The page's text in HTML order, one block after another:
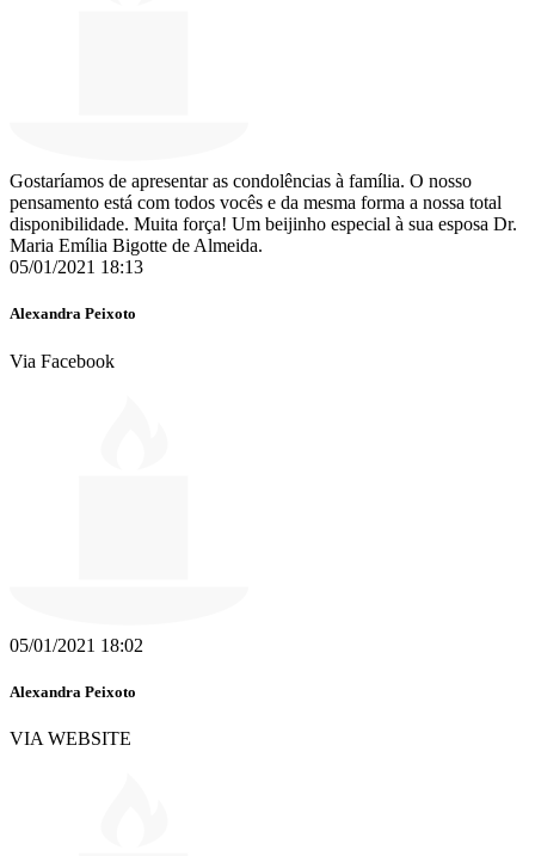
Gostaríamos de apresentar as condolências à família. O nosso
pensamento está com todos vocês e da mesma forma a nossa total
disponibilidade. Muita força! Um beijinho especial à sua esposa Dr.
Maria Emília Bigotte de Almeida.
05/01/2021 18:13
Alexandra Peixoto
Via Facebook
05/01/2021 18:02
Alexandra Peixoto
VIA WEBSITE